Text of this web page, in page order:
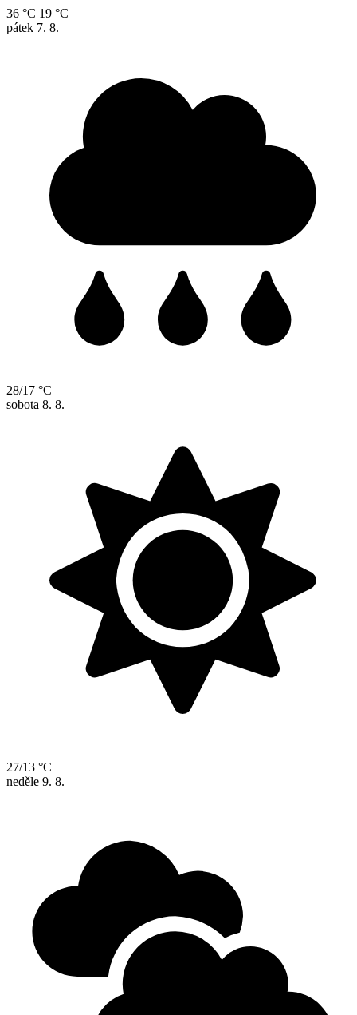
36 °C 19 °C
pátek 7. 8.
28/17 °C
sobota 8. 8.
27/13 °C
neděle 9. 8.